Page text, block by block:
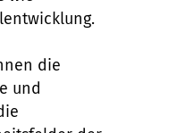
die
und